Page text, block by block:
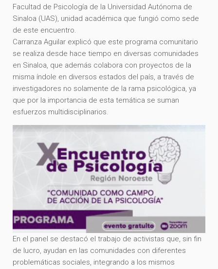
Facultad de Psicología de la Universidad Autónoma de
Sinaloa (UAS), unidad académica que fungió como sede
de este encuentro.
Carranza Aguilar explicó que este programa comunitario
se realiza desde hace tiempo en diversas comunidades
en Sinaloa, que además colabora con proyectos de la
misma índole en diversos estados del país, a través de
investigadores no solamente de la rama psicológica, ya
que por la importancia de esta temática se suman
esfuerzos multidisciplinarios.
En el panel se destacó el trabajo de activistas que, sin fin
de lucro, ayudan en las comunidades con diferentes
problemáticas sociales, integrando a los mismos